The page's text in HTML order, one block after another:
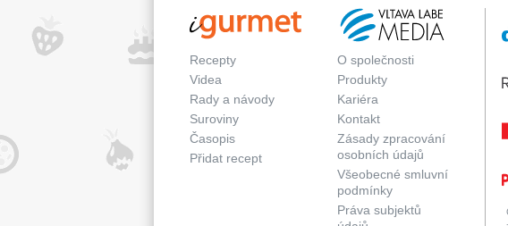
Recepty
Videa
Rady a návody
Suroviny
Časopis
Přidat recept
O společnosti
Produkty
Kariéra
Kontakt
Zásady zpracování
osobních údajů
Všeobecné smluvní
podmínky
Práva subjektů